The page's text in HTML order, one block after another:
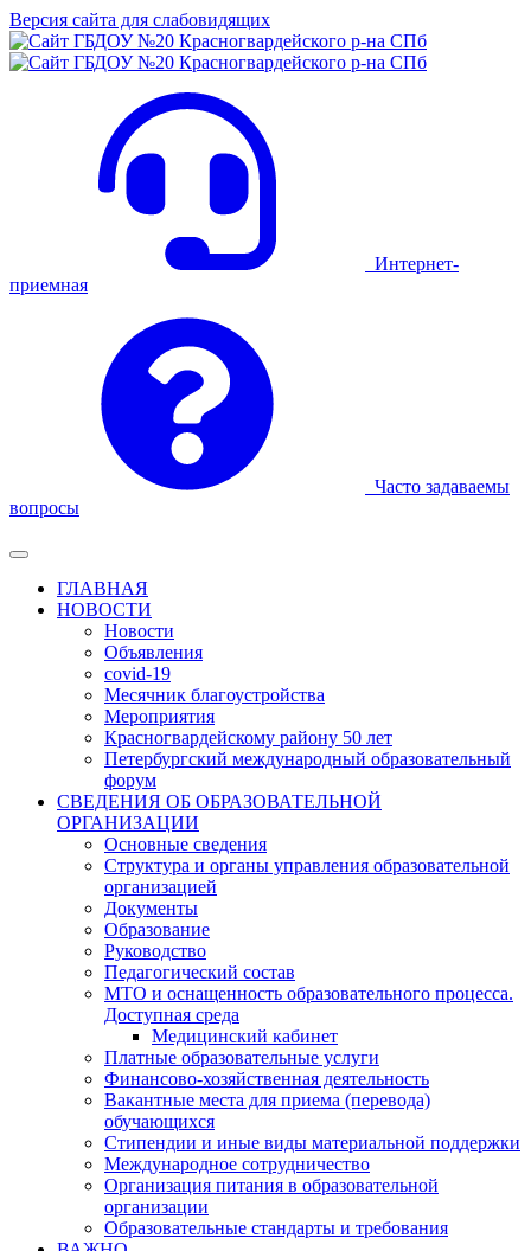
Версия сайта для слабовидящих
Интернет-
приемная
Часто задаваемы
вопросы
ГЛАВНАЯ
НОВОСТИ
Новости
Объявления
covid-19
Месячник благоустройства
Мероприятия
Красногвардейскому району 50 лет
Петербургский международный образовательный
форум
СВЕДЕНИЯ ОБ ОБРАЗОВАТЕЛЬНОЙ
ОРГАНИЗАЦИИ
Основные сведения
Структура и органы управления образовательной
организацией
Документы
Образование
Руководство
Педагогический состав
МТО и оснащенность образовательного процесса.
Доступная среда
Медицинский кабинет
Платные образовательные услуги
Финансово-хозяйственная деятельность
Вакантные места для приема (перевода)
обучающихся
Стипендии и иные виды материальной поддержки
Международное сотрудничество
Организация питания в образовательной
организации
Образовательные стандарты и требования